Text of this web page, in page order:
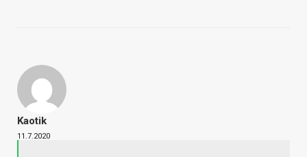
Kaotik
11.7.2020